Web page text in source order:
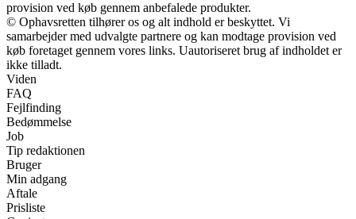
provision ved køb gennem anbefalede produkter.
© Ophavsretten tilhører os og alt indhold er beskyttet. Vi
samarbejder med udvalgte partnere og kan modtage provision ved
køb foretaget gennem vores links. Uautoriseret brug af indholdet er
ikke tilladt.
Viden
FAQ
Fejlfinding
Bedømmelse
Job
Tip redaktionen
Bruger
Min adgang
Aftale
Prisliste